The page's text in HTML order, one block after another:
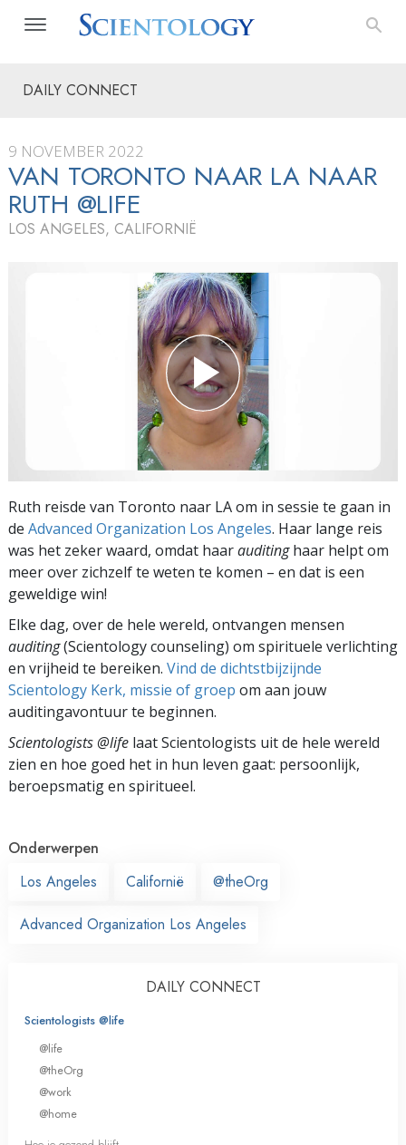
DAILY CONNECT
9 NOVEMBER 2022
VAN TORONTO NAAR LA NAAR
RUTH @LIFE
LOS ANGELES, CALIFORNIË
Ruth reisde van Toronto naar LA om in sessie te gaan in
de Advanced Organization Los Angeles. Haar lange reis
was het zeker waard, omdat haarauditinghaar helpt om
meer over zichzelf te weten te komen – en dat is een
geweldige win!
Elke dag, over de hele wereld, ontvangen mensen
auditing(Scientology counseling) om spirituele verlichting
en vrijheid te bereiken. Vind de dichtstbijzijnde
Scientology Kerk, missie of groep om aan jouw
auditingavontuur te beginnen.
Scientologists @life laat Scientologists uit de hele wereld
zien en hoe goed het in hun leven gaat: persoonlijk,
beroepsmatig en spiritueel.
Onderwerpen
Los Angeles
Californië @theOrg
Advanced Organization Los Angeles
DAILY CONNECT
Scientologists @life
@life
@theOrg
@work
@home